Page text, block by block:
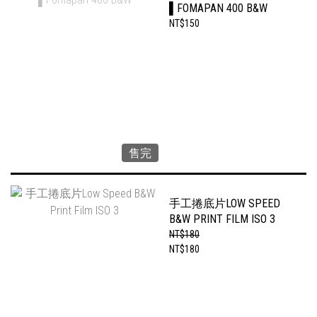
售完
▌FOMAPAN 400 B&W
NT$150
手工捲底片LOW SPEED
B&W PRINT FILM ISO 3
NT$180
NT$180